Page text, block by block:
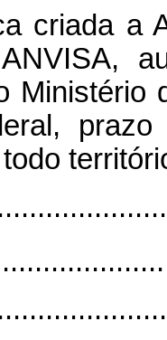
criada a
Ministério